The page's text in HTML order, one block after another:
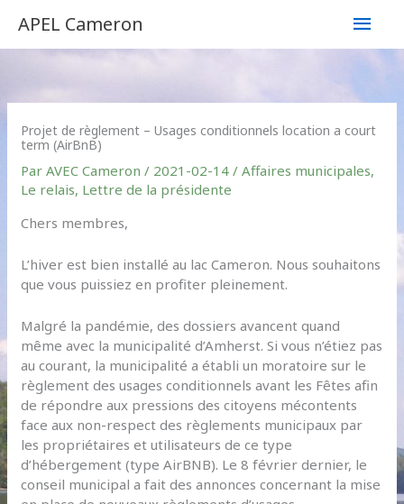
contenu
APEL Cameron
Projet de règlement – Usages conditionnels location a court
term (AirBnB)
ParAVEC Cameron/ 2021-02-14/Affaires municipales,
Le relais, Lettre de la présidente
Chers membres,
L’hiver est bien installé au lac Cameron. Nous souhaitons
que vous puissiez en profiter pleinement.
Malgré la pandémie, des dossiers avancent quand
même avec la municipalité d’Amherst. Si vous n’étiez pas
au courant, la municipalité a établi un moratoire sur le
règlement des usages conditionnels avant les Fêtes afin
de répondre aux pressions des citoyens mécontents
face aux non-respect des règlements municipaux par
les propriétaires et utilisateurs de ce type
d’hébergement (type AirBNB). Le 8 février dernier, le
conseil municipal a fait des annonces concernant la mise